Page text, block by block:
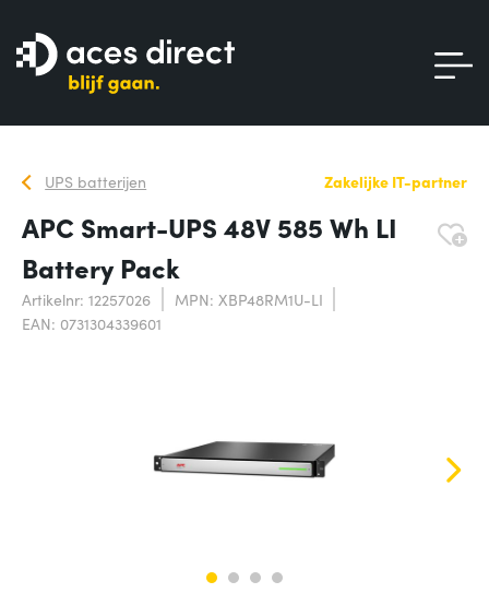
UPS batterijen Zakelijke IT-partner
APC Smart-UPS 48V 585 Wh LI
Battery Pack
Artikelnr: 12257026
MPN: XBP48RM1U-LI
EAN: 0731304339601